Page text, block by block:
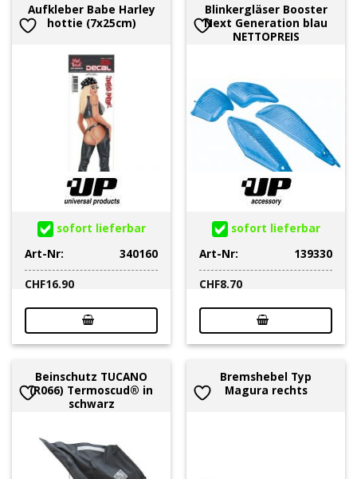
Aufkleber Babe Harley
hottie (7x25cm)
sofort lieferbar
Art-Nr:
340160
CHF16.90
Blinkergläser Booster
Next Generation blau
NETTOPREIS
sofort lieferbar
Art-Nr:
139330
CHF8.70
Beinschutz TUCANO
(R066) Termoscud® in
schwarz
Bremshebel Typ
Magura rechts